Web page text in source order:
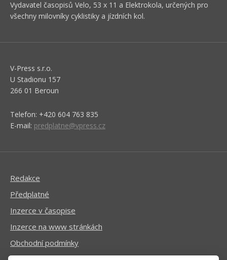
Vydavatel časopisů Velo, 53 x 11 a Elektrokola, určených pro
všechny milovníky cyklistiky a jízdních kol.
V-Press s.r.o.
U Stadionu 157
266 01 Beroun
Telefon: +420 604 763 835
E-mail: predplatne@vpress.cz
Redakce
Předplatné
Inzerce v časopise
Inzerce na www stránkách
Obchodní podmínky